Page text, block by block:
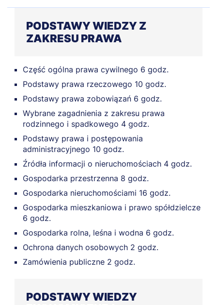
PODSTAWY WIEDZY Z
ZAKRESU PRAWA
Część ogólna prawa cywilnego 6 godz.
Podstawy prawa rzeczowego 10 godz.
Podstawy prawa zobowiązań 6 godz.
Wybrane zagadnienia z zakresu prawa
rodzinnego i spadkowego 4 godz.
Podstawy prawa i postępowania
administracyjnego 10 godz.
Źródła informacji o nieruchomościach 4 godz.
Gospodarka przestrzenna 8 godz.
Gospodarka nieruchomościami 16 godz.
Gospodarka mieszkaniowa i prawo spółdzielcze
6 godz.
Gospodarka rolna, leśna i wodna 6 godz.
Ochrona danych osobowych 2 godz.
Zamówienia publiczne 2 godz.
PODSTAWY WIEDZY